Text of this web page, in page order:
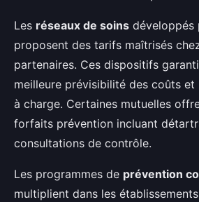
Les réseaux de soins développés
proposent des tarifs maîtrisés
partenaires. Ces dispositifs
meilleure prévisibilité des coûts et
à charge. Certaines mutuelles
forfaits prévention incluant
consultations de contrôle.
Les programmes de prévention
multiplient dans les